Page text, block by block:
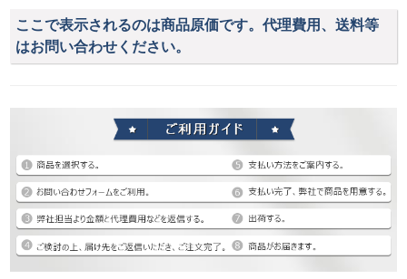
ここで表示されるのは商品原価です。代理費用、送料等
はお問い合わせください。